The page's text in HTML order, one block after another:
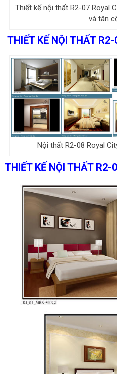
Thiết kế nội thất R2-07 Royal
và tân
THIẾT KẾ NỘI THẤT
Nội thất R2-08 Royal
THIẾT KẾ NỘI THẤT R2-